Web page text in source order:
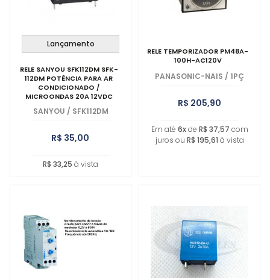
Lançamento
RELE SANYOU SFK112DM SFK-
112DM POTÊNCIA PARA AR
CONDICIONADO /
MICROONDAS 20A 12VDC
SANYOU / SFK112DM
R$ 35,00
R$ 33,25 à vista
RELE TEMPORIZADOR PM48A-
100H-AC120V
PANASONIC-NAIS / 1PÇ
R$ 205,90
Em até 6xde R$ 37,57 com
juros ou R$ 195,61 à vista